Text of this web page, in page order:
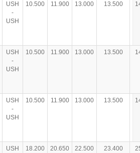
USH
-
USH
10.500 11.900 13.000 13.500
USH
-
USH
10.500 11.900 13.000 13.500
USH
-
USH
10.500 11.900 13.000 13.500
USH
18.200 20.650 22.500 23.400